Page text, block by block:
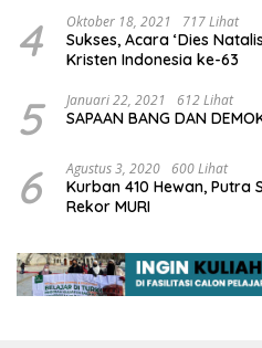
4 Oktober 18, 2021 717 Lihat
Sukses, Acara ‘Dies Natalis’ Fakultas Hukum
Kristen Indonesia ke-63
5 Januari 22, 2021 612 Lihat
SAPAAN BANG DAN
6 Agustus 3, 2020 600 Lihat
Kurban 410 Hewan, Putra
Rekor MURI